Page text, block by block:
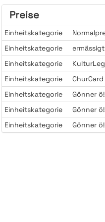
Preise
Einheitskategorie
Einheitskategorie
Einheitskategorie
Einheitskategorie
ChurCard
Einheitskategorie
Gönner
Einheitskategorie
Gönner
Einheitskategorie
Gönner ö!